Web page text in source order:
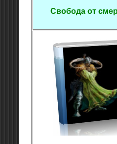
Свобода от